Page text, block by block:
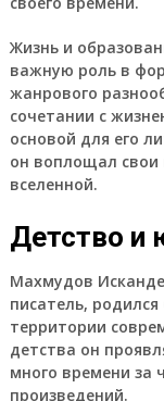
Жизнь и
важную роль в
жанрового
сочетании с
основой для его
он воплощал свои
вселенной.
Детство и
Махмудов
писатель,
территории
детства он
много времени за
произведений.